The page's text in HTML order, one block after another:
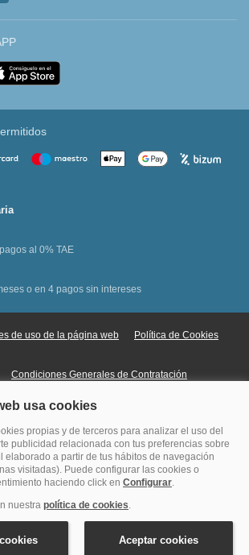
al 0% TAE
o en 4 pagos sin intereses
de uso de la página web Política de Cookies
Condiciones Generales de Contratación
Mercados en Línea
en hoteles © Copyright Veturis Travel S.A.
Autorización nº I-AV0000879.4 Tel: +34